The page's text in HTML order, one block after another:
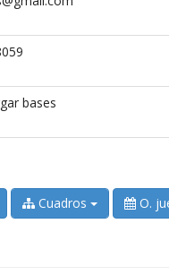
bases
Cuadros
O.